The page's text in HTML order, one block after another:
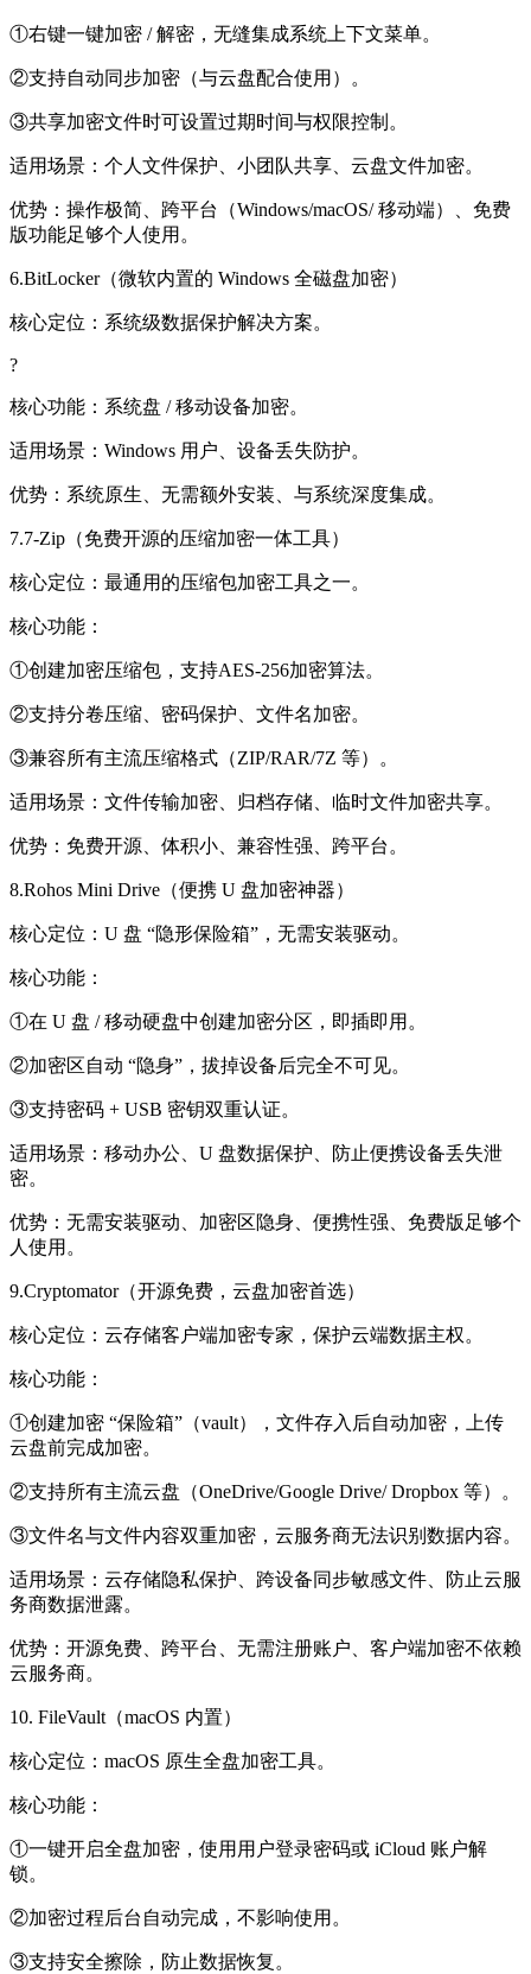
①右键一键加密 / 解密，无缝集成系统上下文菜单。
②支持自动同步加密（与云盘配合使用）。
③共享加密文件时可设置过期时间与权限控制。
适用场景： 个人文件保护、小团队共享、云盘文件加密。
优势： 操作极简、跨平台（Windows/macOS/ 移动端）、免费
版功能足够个人使用。
6.BitLocker（微软内置的 Windows 全磁盘加密）
核心定位： 系统级数据保护解决方案。
?
核心功能： 系统盘 / 移动设备加密。
适用场景： Windows 用户、设备丢失防护。
优势： 系统原生、无需额外安装、与系统深度集成。
7.7-Zip（免费开源的压缩加密一体工具）
核心定位： 最通用的压缩包加密工具之一。
核心功能：
①创建加密压缩包，支持AES-256加密算法。
②支持分卷压缩、密码保护、文件名加密。
③兼容所有主流压缩格式（ZIP/RAR/7Z 等）。
适用场景： 文件传输加密、归档存储、临时文件加密共享。
优势： 免费开源、体积小、兼容性强、跨平台。
8.Rohos Mini Drive（便携 U 盘加密神器）
核心定位： U 盘 “隐形保险箱”，无需安装驱动。
核心功能：
①在 U 盘 / 移动硬盘中创建加密分区，即插即用。
②加密区自动 “隐身”，拔掉设备后完全不可见。
③支持密码 + USB 密钥双重认证。
适用场景： 移动办公、U 盘数据保护、防止便携设备丢失泄
密。
优势： 无需安装驱动、加密区隐身、便携性强、免费版足够个
人使用。
9.Cryptomator（开源免费，云盘加密首选）
核心定位： 云存储客户端加密专家，保护云端数据主权。
核心功能：
①创建加密 “保险箱”（vault），文件存入后自动加密，上传
云盘前完成加密。
②支持所有主流云盘（OneDrive/Google Drive/ Dropbox 等）。
③文件名与文件内容双重加密，云服务商无法识别数据内容。
适用场景： 云存储隐私保护、跨设备同步敏感文件、防止云服
务商数据泄露。
优势： 开源免费、跨平台、无需注册账户、客户端加密不依赖
云服务商。
10. FileVault（macOS 内置）
核心定位： macOS 原生全盘加密工具。
核心功能：
①一键开启全盘加密，使用用户登录密码或 iCloud 账户解
锁。
②加密过程后台自动完成，不影响使用。
③支持安全擦除，防止数据恢复。